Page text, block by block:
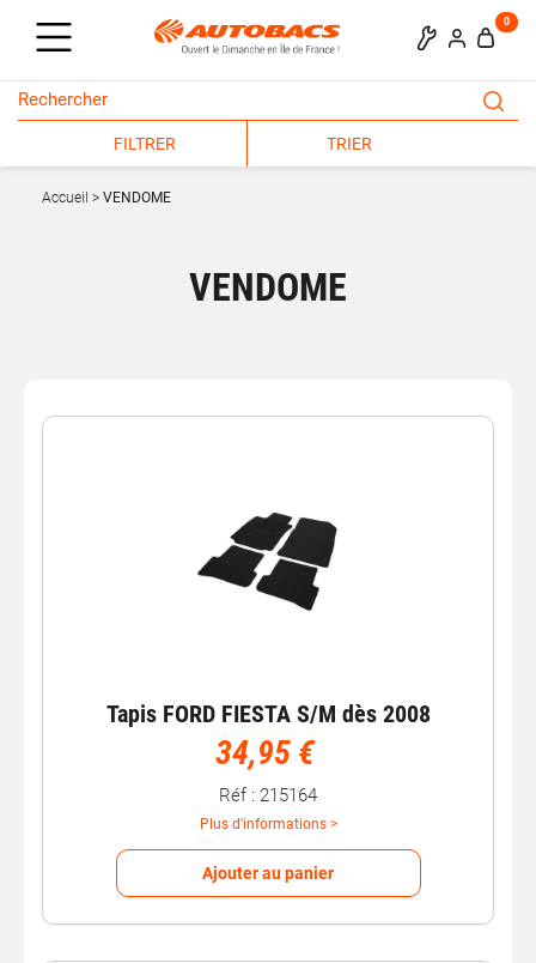
0
FILTRER TRIER
Accueil VENDOME
VENDOME
Tapis FORD FIESTA S/M dès 2008
34,95 €
Réf : 215164
Plus d'informations >
Ajouter au panier